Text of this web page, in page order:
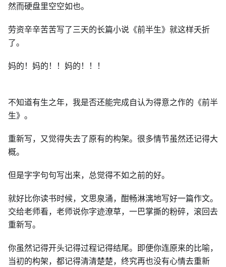
然而硬盘里空空如也。
劳资辛辛苦苦写了三天的长篇小说《前半生》就这样夭折
了。
妈的！妈的！！妈的！！！
不知道有生之年，我是否还能完成自认为得意之作的《前半
生》。
重新写，又觉得失去了原有的构架。很多情节虽然还记得大
概。
但是字字句句写出来，总觉得不如之前的好。
就好比你读书时候，文思泉涌，酣畅淋漓地写好一篇作文。
交给老师看，老师说你字迹潦草，一巴掌撕的粉碎，滚回去
重新写。
你虽然记得开头记得过程记得结尾。即便你连原来的比喻，
当初的构架，都记得清清楚楚，终究再也没有心情去重新